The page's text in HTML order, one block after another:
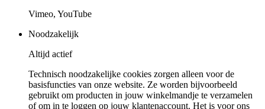
Vimeo, YouTube
Noodzakelijk
Altijd actief
Technisch noodzakelijke cookies zorgen alleen voor de
basisfuncties van onze website. Ze worden bijvoorbeeld
gebruikt om producten in jouw winkelmandje te verzamelen
of om in te loggen op jouw klantenaccount. Het is voor ons